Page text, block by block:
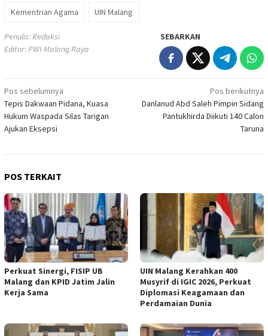
Kementrian Agama UIN Malang
Penulis: Redaksi
Editor: PWI Malang Raya
SEBARKAN
Navigasi
pos
Pos sebelumnya
Tepis Dakwaan Pidana, Kuasa
Hukum Waspada Silas Tarigan
Ajukan Eksepsi
Pos berikutnya
Danlanud Abd Saleh Pimpin Sidang
Pantukhirda Diikuti 140 Calon
Taruna
POS TERKAIT
Perkuat Sinergi, FISIP UB
Malang dan KPID Jatim Jalin
Kerja Sama
UIN Malang Kerahkan 400
Musyrif di IGIC 2026, Perkuat
Diplomasi Keagamaan dan
Perdamaian Dunia